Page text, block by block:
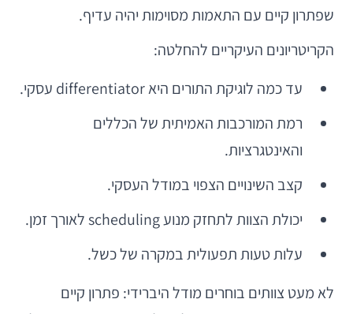
שפתרון קיים עם התאמות מסוימות יהיה עדיף.
הקריטריונים העיקריים להחלטה:
עד כמה לוגיקת התורים היא differentiator עסקי.
רמת המורכבות האמיתית של הכללים
והאינטגרציות.
קצב השינויים הצפוי במודל העסקי.
יכולת הצוות לתחזק מנוע scheduling לאורך זמן.
עלות טעות תפעולית במקרה של כשל.
לא מעט צוותים בוחרים מודל היברידי: פתרון קיים